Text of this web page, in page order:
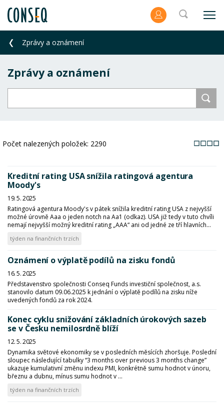
Zprávy a oznámení
Zprávy a oznámení
Počet nalezených položek: 2290
Kreditní rating USA snížila ratingová agentura
Moody's
19. 5. 2025
Ratingová agentura Moody's v pátek snížila kreditní rating USA z nejvyšší
možné úrovně Aaa o jeden notch na Aa1 (odkaz). USA již tedy v tuto chvíli
nemají nejvyšší možný kreditní rating „AAA“ ani od jedné ze tří hlavních...
týden na finančních trzích
Oznámení o výplatě podílů na zisku fondů
16. 5. 2025
Představenstvo společnosti Conseq Funds investiční společnost, a.s.
stanovilo datum 09.06.2025 k jednání o výplatě podílů na zisku níže
uvedených fondů za rok 2024.
Konec cyklu snižování základních úrokových sazeb
se v Česku nemilosrdně blíží
12. 5. 2025
Dynamika světové ekonomiky se v posledních měsících zhoršuje. Poslední
sloupec následující tabulky “3 months over previous 3 months change”
ukazuje kumulativní změnu indexu PMI, konkrétně sumu hodnot v únoru,
březnu a dubnu, mínus sumu hodnot v ...
týden na finančních trzích